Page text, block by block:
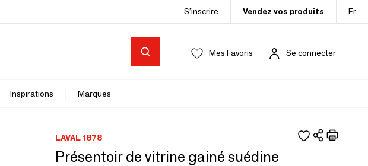
S’inscrire Vendez vos produits Fr
Mes Favoris Se connecter
Inspirations Marques
LAVAL 1878
Présentoir de vitrine gainé suédine